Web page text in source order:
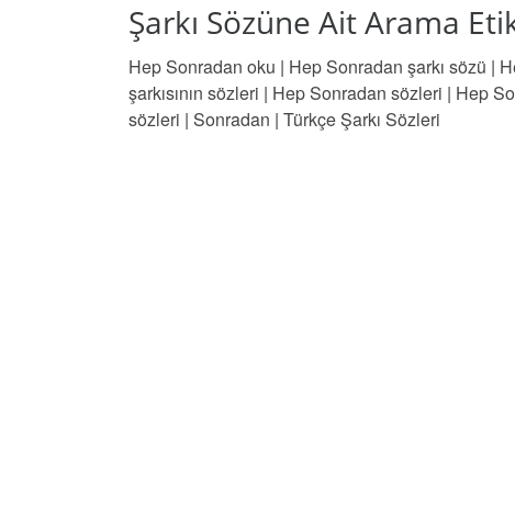
Şarkı Sözüne Ait Arama
Hep Sonradan oku | Hep Sonradan şarkı sözü |
şarkısının sözleri | Hep Sonradan sözleri | Hep
sözleri | Sonradan | Türkçe Şarkı Sözleri